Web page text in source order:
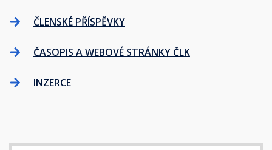
ČLENSKÉ PŘÍSPĚVKY
ČASOPIS A WEBOVÉ STRÁNKY ČLK
INZERCE